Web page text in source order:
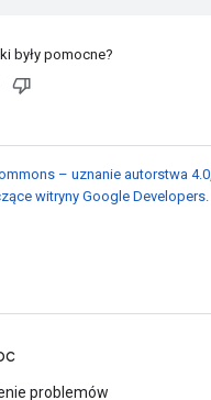
były pomocne?
– uznanie autorstwa 4.0
witryny Google Developers
problemów